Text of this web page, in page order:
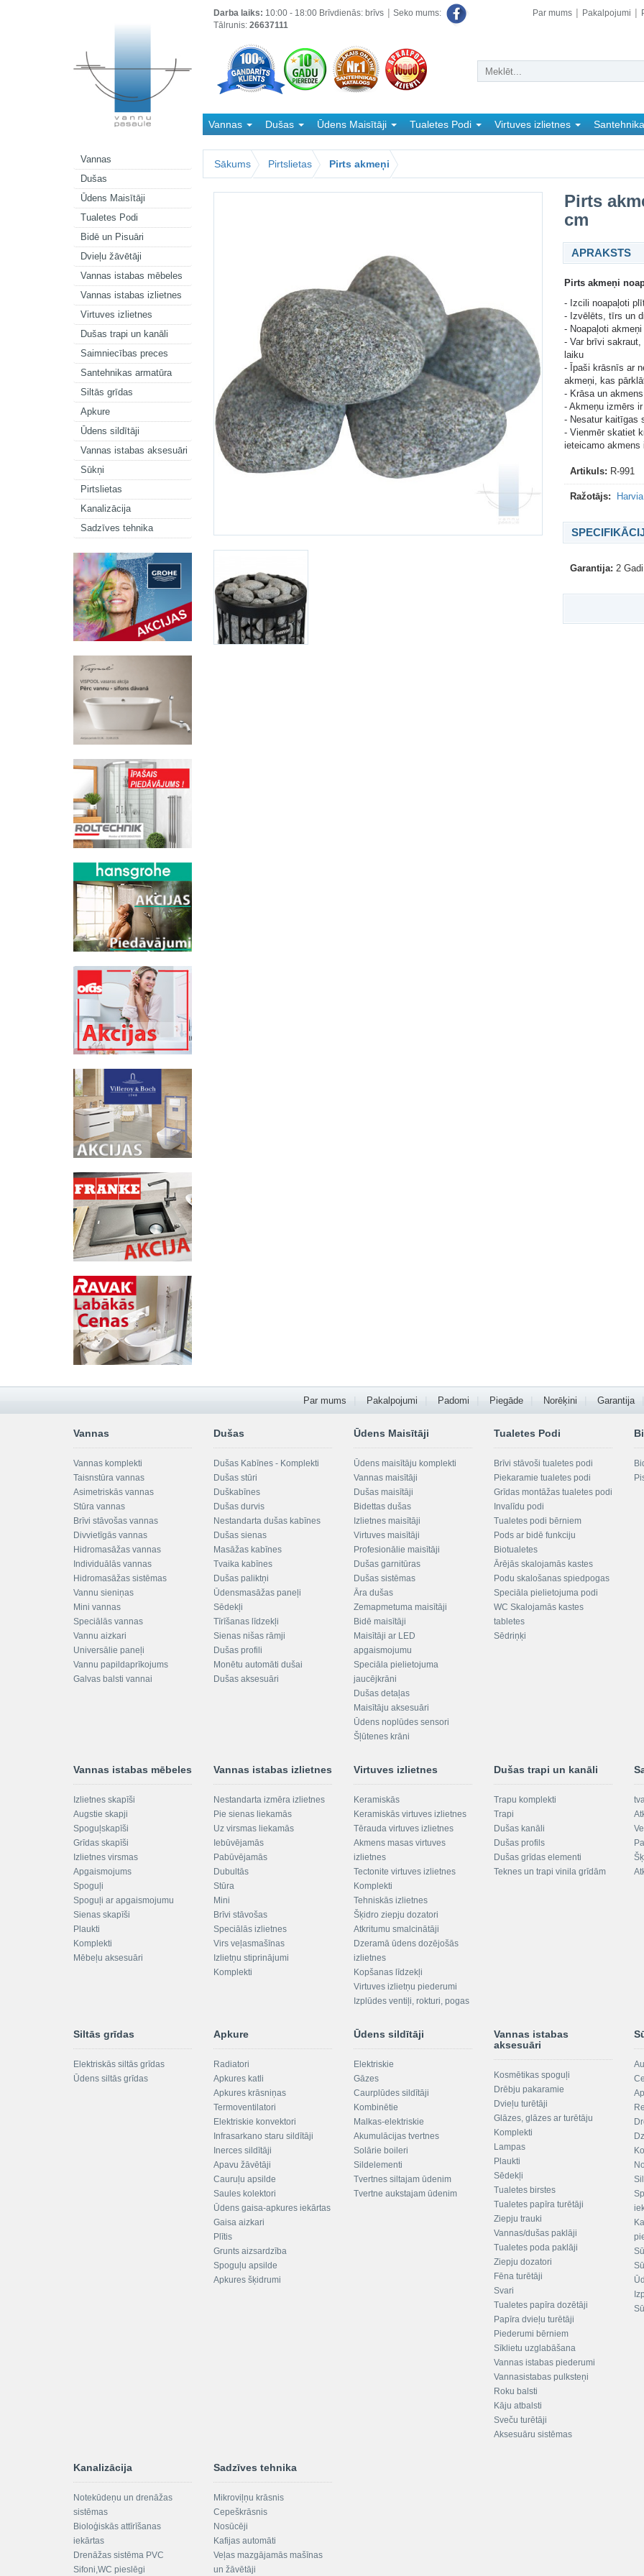
Vannas
Dušas
Ūdens Maisītāji
Tualetes Podi
Bidē un Pisuāri
Dvieļu žāvētāji
Vannas istabas mēbeles
Vannas istabas izlietnes
Virtuves izlietnes
Dušas trapi un kanāli
Saimniecības preces
Santehnikas armatūra
Siltās grīdas
Apkure
Ūdens sildītāji
Vannas istabas aksesuāri
Sūkņi
Pirtslietas
Kanalizācija
Sadzīves tehnika
Darba laiks: 10:00 - 18:00 Brīvdienās: brīvs
Tālrunis: 26637111
Seko mums: Par mums Pakalpojumi
Vannas Dušas Ūdens Maisītāji Tualetes Podi Virtuves izlietnes
Sākums
Pirtslietas Pirts akmeņi
Pirts
cm
APRAKSTS
Pirts akmeņi
- Izcili noapaļoti
- Izvēlēts, tīrs un
- Noapaļoti
- Var brīvi
laiku
- Īpaši krāsnīs ar
akmeņi, kas
- Krāsa un
- Akmeņu izmērs
- Nesatur kaitīgas
- Vienmēr skatiet
ieteicamo akmens
Artikuls: R-991
Ražotājs:
Garantija: 2 Gadi
Par mums Pakalpojumi Padomi Piegāde Norēķini Garantija
Vannas
Vannas komplekti
Taisnstūra vannas
Asimetriskās vannas
Stūra vannas
Brīvi stāvošas vannas
Divvietīgās vannas
Hidromasāžas vannas
Individuālās vannas
Hidromasāžas sistēmas
Vannu sieniņas
Mini vannas
Speciālās vannas
Vannu aizkari
Universālie paneļi
Vannu papildaprīkojums
Galvas balsti vannai
Dušas
Dušas Kabīnes - Komplekti
Dušas stūri
Duškabīnes
Dušas durvis
Nestandarta dušas kabīnes
Dušas sienas
Masāžas kabīnes
Tvaika kabīnes
Dušas paliktņi
Ūdensmasāžas paneļi
Sēdekļi
Tīrīšanas līdzekļi
Sienas nišas rāmji
Dušas profili
Monētu automāti dušai
Dušas aksesuāri
Ūdens Maisītāji
Ūdens maisītāju komplekti
Vannas maisītāji
Dušas maisītāji
Bidettas dušas
Izlietnes maisītāji
Virtuves maisītāji
Profesionālie maisītāji
Dušas garnitūras
Dušas sistēmas
Āra dušas
Zemapmetuma maisītāji
Bidē maisītāji
Maisītāji ar LED
apgaismojumu
Speciāla pielietojuma
jaucējkrāni
Dušas detaļas
Maisītāju aksesuāri
Ūdens noplūdes sensori
Šļūtenes krāni
Tualetes Podi
Brīvi stāvoši tualetes podi
Piekaramie tualetes podi
Grīdas montāžas tualetes podi
Invalīdu podi
Tualetes podi bērniem
Pods ar bidē funkciju
Biotualetes
Ārējās skalojamās kastes
Podu skalošanas spiedpogas
Speciāla pielietojuma podi
WC Skalojamās kastes
tabletes
Sēdriņķi
Vannas istabas mēbeles
Izlietnes skapīši
Augstie skapji
Spoguļskapīši
Grīdas skapīši
Izlietnes virsmas
Apgaismojums
Spoguļi
Spoguļi ar apgaismojumu
Sienas skapīši
Plaukti
Komplekti
Mēbeļu aksesuāri
Vannas istabas izlietnes
Nestandarta izmēra izlietnes
Pie sienas liekamās
Uz virsmas liekamās
Iebūvējamās
Pabūvējamās
Dubultās
Stūra
Mini
Brīvi stāvošas
Speciālās izlietnes
Virs veļasmašīnas
Izlietņu stiprinājumi
Komplekti
Virtuves izlietnes
Keramiskās
Keramiskās virtuves izlietnes
Tērauda virtuves izlietnes
Akmens masas virtuves
izlietnes
Tectonite virtuves izlietnes
Komplekti
Tehniskās izlietnes
Šķidro ziepju dozatori
Atkritumu smalcinātāji
Dzeramā ūdens dozējošās
izlietnes
Kopšanas līdzekļi
Virtuves izlietņu piederumi
Izplūdes ventiļi, rokturi, pogas
Dušas trapi un kanāli
Trapu komplekti
Trapi
Dušas kanāli
Dušas profils
Dušas grīdas elementi
Teknes un trapi vinila grīdām
Siltās grīdas
Elektriskās siltās grīdas
Ūdens siltās grīdas
Apkure
Radiatori
Apkures katli
Apkures krāsniņas
Termoventilatori
Elektriskie konvektori
Infrasarkano staru sildītāji
Inerces sildītāji
Apavu žāvētāji
Cauruļu apsilde
Saules kolektori
Ūdens gaisa-apkures iekārtas
Gaisa aizkari
Plītis
Grunts aizsardzība
Spoguļu apsilde
Apkures šķidrumi
Ūdens sildītāji
Elektriskie
Gāzes
Caurplūdes sildītāji
Kombinētie
Malkas-elektriskie
Akumulācijas tvertnes
Solārie boileri
Sildelementi
Tvertnes siltajam ūdenim
Tvertne aukstajam ūdenim
Vannas istabas
aksesuāri
Kosmētikas spoguļi
Drēbju pakaramie
Dvieļu turētāji
Glāzes, glāzes ar turētāju
Komplekti
Lampas
Plaukti
Sēdekļi
Tualetes birstes
Tualetes papīra turētāji
Ziepju trauki
Vannas/dušas paklāji
Tualetes poda paklāji
Ziepju dozatori
Fēna turētāji
Svari
Tualetes papīra dozētāji
Papīra dvieļu turētāji
Piederumi bērniem
Sīklietu uzglabāšana
Vannas istabas piederumi
Vannasistabas pulksteņi
Roku balsti
Kāju atbalsti
Sveču turētāji
Aksesuāru sistēmas
Kanalizācija
Notekūdeņu un drenāžas
sistēmas
Bioloģiskās attīrīšanas
iekārtas
Drenāžas sistēma PVC
Sifoni,WC pieslēgi
Sadzīves tehnika
Mikroviļņu krāsnis
Cepeškrāsnis
Nosūcēji
Kafijas automāti
Veļas mazgājamās mašīnas
un žāvētāji